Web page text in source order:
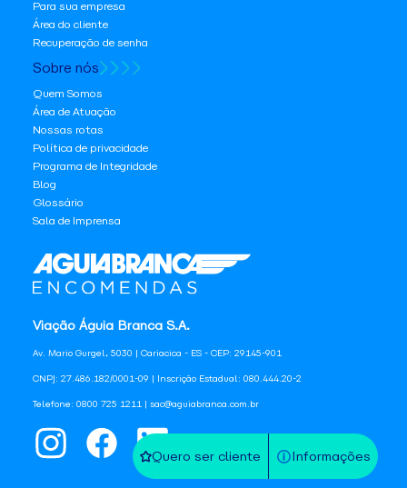
Quero ser cliente Informações
Viação Águia Branca S.A.
Av. Mario Gurgel, 5030 | Cariacica - ES - CEP: 29145-901
CNPJ: 27.486.182/0001-09 | Inscrição Estadual: 080.444.20-2
Telefone: 0800 725 1211 | sac@aguiabranca.com.br
Para sua empresa
Área do cliente
Recuperação de senha
Sobre nós
Quem Somos
Área de Atuação
Nossas rotas
Política de privacidade
Programa de Integridade
Blog
Glossário
Sala de Imprensa